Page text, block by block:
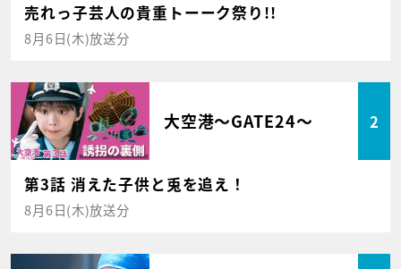
売れっ子芸人の貴重トーーク祭り!!
8月6日(木)放送分
大空港～GATE24～ 2
第3話 消えた子供と兎を追え！
8月6日(木)放送分